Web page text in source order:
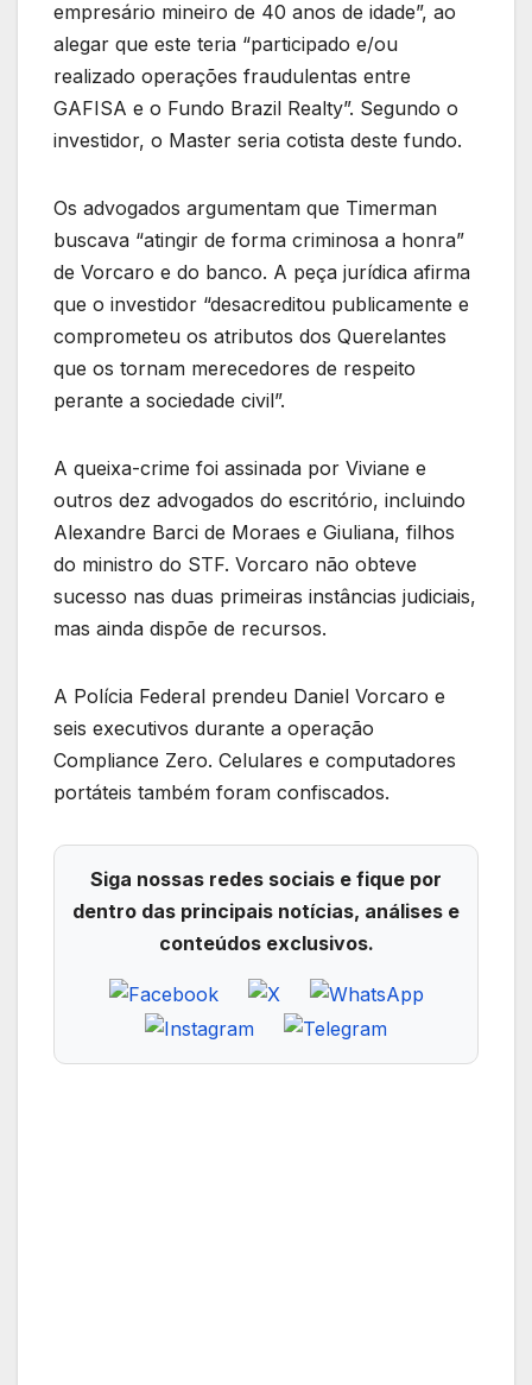
empresário mineiro de 40 anos de idade”, ao
alegar que este teria “participado e/ou
realizado operações fraudulentas entre
GAFISA e o Fundo Brazil Realty”. Segundo o
investidor, o Master seria cotista deste fundo.
Os advogados argumentam que Timerman
buscava “atingir de forma criminosa a honra”
de Vorcaro e do banco. A peça jurídica afirma
que o investidor “desacreditou publicamente e
comprometeu os atributos dos Querelantes
que os tornam merecedores de respeito
perante a sociedade civil”.
A queixa-crime foi assinada por Viviane e
outros dez advogados do escritório, incluindo
Alexandre Barci de Moraes e Giuliana, filhos
do ministro do STF. Vorcaro não obteve
sucesso nas duas primeiras instâncias judiciais,
mas ainda dispõe de recursos.
A Polícia Federal prendeu Daniel Vorcaro e
seis executivos durante a operação
Compliance Zero. Celulares e computadores
portáteis também foram confiscados.
Siga nossas redes sociais e fique por
dentro das principais notícias, análises e
conteúdos exclusivos.